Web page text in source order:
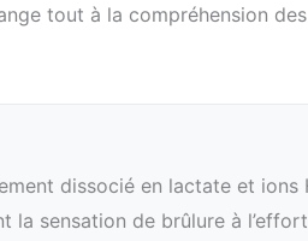
tout à la compréhension
dissocié en lactate et ions
la sensation de brûlure à